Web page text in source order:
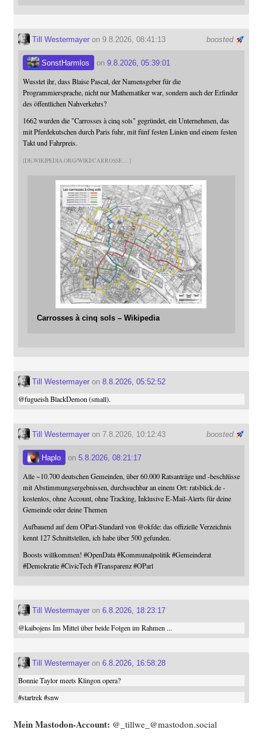
boosted
Till Westermayeron 9.8.2026, 08:41:13
SonstHarmlos on 9.8.2026, 05:39:01
Wusstet ihr, dass Blaise Pascal, der Namensgeber für die
Programmiersprache, nicht nur Mathematiker war, sondern auch der Erfinder
des öffentlichen Nahverkehrs?
1662 wurden die "Carrosses à cinq sols" gegründet, ein Unternehmen, das
mit Pferdekutschen durch Paris fuhr, mit fünf festen Linien und einem festen
Takt und Fahrpreis.
DE.WIKIPEDIA.ORG/WIKI/CARROSSE
Carrosses à cinq sols – Wikipedia
Till Westermayeron 8.8.2026, 05:52:52
@fugueishBlackDemon (small).
boosted
Till Westermayeron 7.8.2026, 10:12:43
Haplo on 5.8.2026, 08:21:17
Alle ~10.700 deutschen Gemeinden, über 60.000 Ratsanträge und -beschlüsse
mit Abstimmungsergebnissen, durchsuchbar an einem Ort: ratsblick.de -
kostenlos, ohne Account, ohne Tracking, Inklusive E-Mail-Alerts für deine
Gemeinde oder deine Themen
Aufbauend auf dem OParl-Standard von @okfde: das offizielle Verzeichnis
kennt 127 Schnittstellen, ich habe über 500 gefunden.
Boosts willkommen! #OpenData #Kommunalpolitik #Gemeinderat
#Demokratie #CivicTech #Transparenz #OParl
Till Westermayeron 6.8.2026, 18:23:17
@kaibojensIm Mittel über beide Folgen im Rahmen ...
Till Westermayeron 6.8.2026, 16:58:28
Bonnie Taylor meets Klingon opera?
#startrek #snw
Mein Mast­o­don-Account: @_tillwe_@mastodon.social